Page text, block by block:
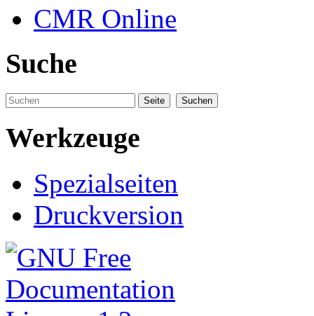
CMR Online
Suche
Werkzeuge
Spezialseiten
Druckversion